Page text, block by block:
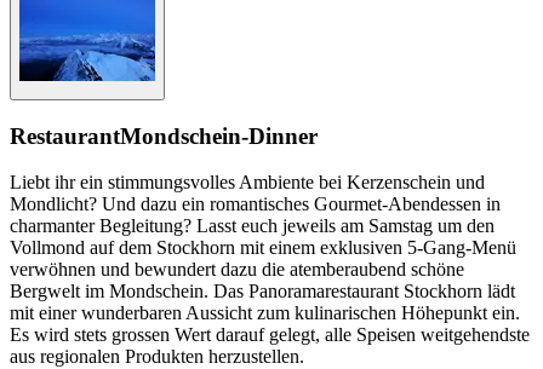
RestaurantMondschein-Dinner
Liebt ihr ein stimmungsvolles Ambiente bei Kerzenschein und
Mondlicht? Und dazu ein romantisches Gourmet-Abendessen in
charmanter Begleitung? Lasst euch jeweils am Samstag um den
Vollmond auf dem Stockhorn mit einem exklusiven 5-Gang-Menü
verwöhnen und bewundert dazu die atemberaubend schöne
Bergwelt im Mondschein. Das Panoramarestaurant Stockhorn lädt
mit einer wunderbaren Aussicht zum kulinarischen Höhepunkt ein.
Es wird stets grossen Wert darauf gelegt, alle Speisen weitgehendste
aus regionalen Produkten herzustellen.